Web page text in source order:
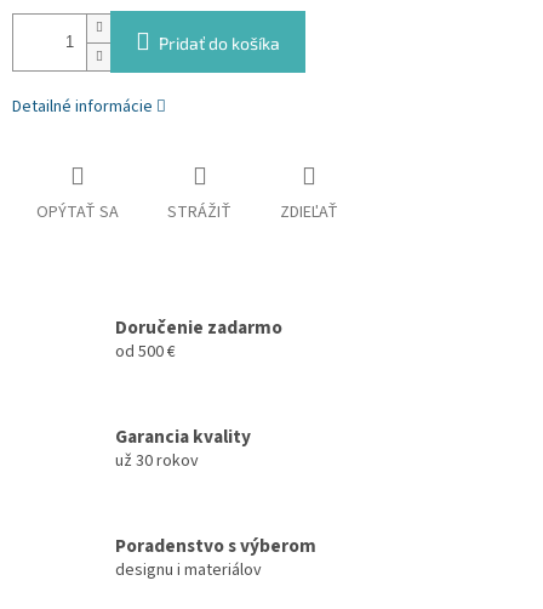
Pridať do košíka
Detailné informácie
OPÝTAŤ SA STRÁŽIŤ ZDIEĽAŤ
Doručenie zadarmo
od 500 €
Garancia kvality
už 30 rokov
Poradenstvo s výberom
designu i materiálov